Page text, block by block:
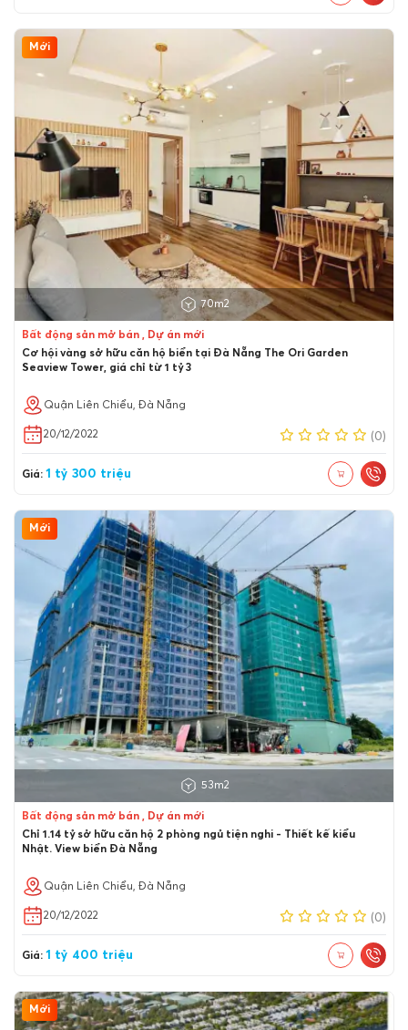
Mới
70m2
Bất động sản mở bán , Dự án mới
Cơ hội vàng sở hữu căn hộ biển tại Đà Nẵng The Ori Garden
Seaview Tower, giá chỉ từ 1 tỷ 3
Quận Liên Chiểu, Đà Nẵng
20/12/2022 (0)
Giá: 1 tỷ 300 triệu
Mới
53m2
Bất động sản mở bán , Dự án mới
Chỉ 1.14 tỷ sở hữu căn hộ 2 phòng ngủ tiện nghi - Thiết kế kiểu
Nhật. View biển Đà Nẵng
Quận Liên Chiểu, Đà Nẵng
20/12/2022 (0)
Giá: 1 tỷ 400 triệu
Mới